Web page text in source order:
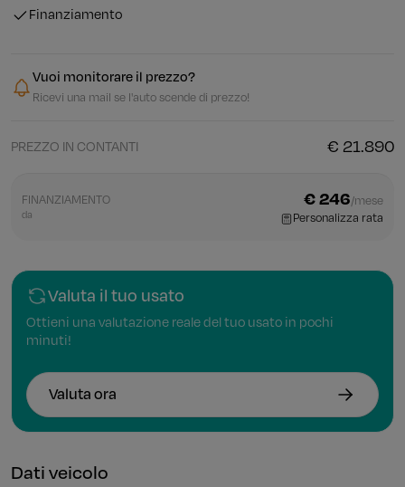
Finanziamento
Vuoi monitorare il prezzo?
Ricevi una mail se l'auto scende di prezzo!
PREZZO IN CONTANTI € 21.890
FINANZIAMENTO
da
€ 246/mese
Personalizza rata
Valuta il tuo usato
Ottieni una valutazione reale del tuo usato in pochi
minuti!
Valuta ora
Dati veicolo